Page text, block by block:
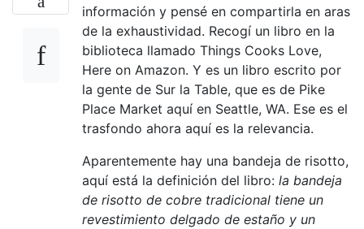
información y pensé en compartirla en aras
de la exhaustividad. Recogí un libro en la
biblioteca llamado Things Cooks Love,
Here on Amazon. Y es un libro escrito por
la gente de Sur la Table, que es de Pike
Place Market aquí en Seattle, WA. Ese es el
trasfondo ahora aquí es la relevancia.
Aparentemente hay una bandeja de risotto,
aquí está la definición del libro: la bandeja
de risotto de cobre tradicional tiene un
revestimiento delgado de estaño y un